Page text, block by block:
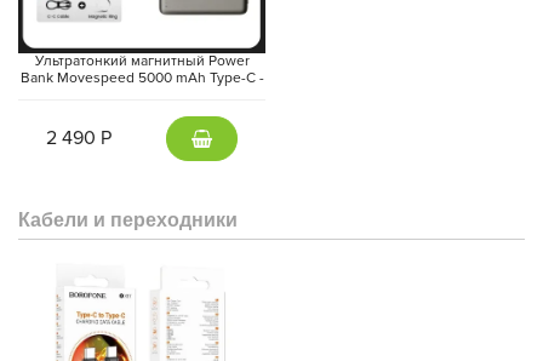
Ультратонкий магнитный Power
Bank Movespeed 5000 mAh Type-C -
2 490 Р
Кабели и переходники